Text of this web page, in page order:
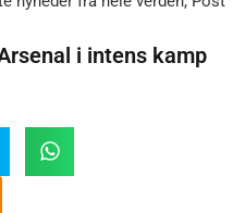
i intens kamp